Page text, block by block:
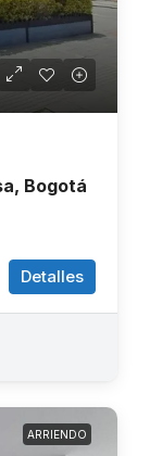
Bogotá
Detalles
ARRIENDO